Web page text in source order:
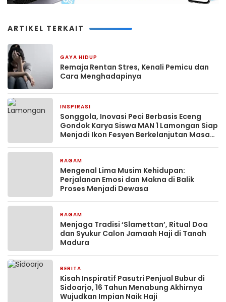
ARTIKEL TERKAIT
GAYA HIDUP
Remaja Rentan Stres, Kenali Pemicu dan
Cara Menghadapinya
INSPIRASI
Songgola, Inovasi Peci Berbasis Eceng
Gondok Karya Siswa MAN 1 Lamongan Siap
Menjadi Ikon Fesyen Berkelanjutan Masa
RAGAM
Mengenal Lima Musim Kehidupan:
Perjalanan Emosi dan Makna di Balik
Proses Menjadi Dewasa
RAGAM
Menjaga Tradisi ‘Slamettan’, Ritual Doa
dan Syukur Calon Jamaah Haji di Tanah
Madura
BERITA
Kisah Inspiratif Pasutri Penjual Bubur di
Sidoarjo, 16 Tahun Menabung Akhirnya
Wujudkan Impian Naik Haji